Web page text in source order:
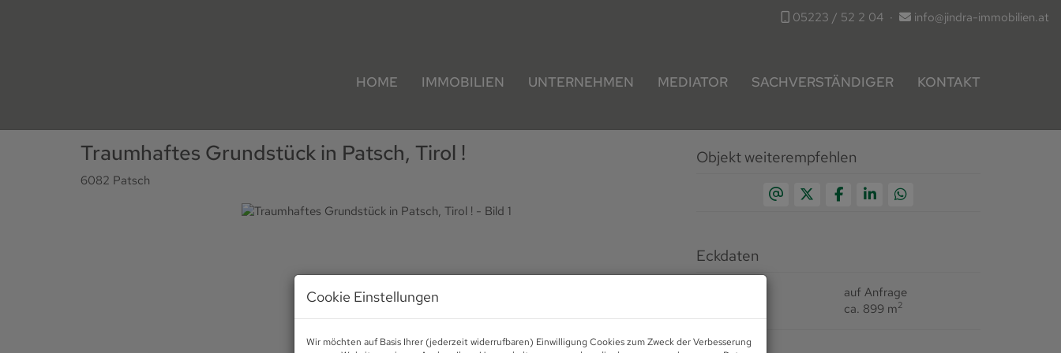
05223 / 52 2 04 · info@jindra-immobilien.at
HOME IMMOBILIEN UNTERNEHMEN MEDIATOR SACHVERSTÄNDIGER KONTAKT
Traumhaftes Grundstück in Patsch, Tirol !
6082 Patsch
Objekt weiterempfehlen
Eckdaten
auf Anfrage
ca. 899 m2
Cookie Einstellungen
Wir möchten auf Basis Ihrer (jederzeit widerrufbaren) Einwilligung Cookies zum Zweck der Verbesserung